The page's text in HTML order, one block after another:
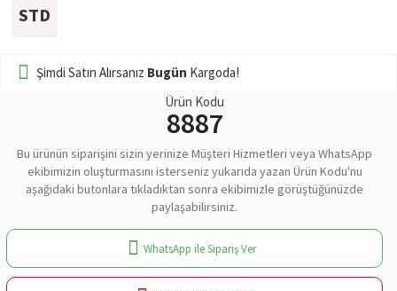
STD
Şimdi Satın Alırsanız Bugün Kargoda!
Ürün Kodu
8887
Bu ürünün siparişini sizin yerinize Müşteri Hizmetleri veya WhatsApp
ekibimizin oluşturmasını isterseniz yukarıda yazan Ürün Kodu'nu
aşağıdaki butonlara tıkladıktan sonra ekibimizle görüştüğünüzde
paylaşabilirsiniz.
WhatsApp ile Sipariş Ver